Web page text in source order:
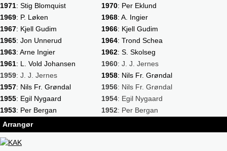
1971: Stig Blomquist 1970: Per Eklund
1969: P. Løken 1968: A. Ingier
1967: Kjell Gudim 1966: Kjell Gudim
1965: Jon Unnerud 1964: Trond Schea
1963: Arne Ingier 1962: S. Skolseg
1961: L. Vold Johansen 1960: J. J. Jernes
1959: J. J. Jernes 1958: Nils Fr. Grøndal
1957: Nils Fr. Grøndal 1956: Nils Fr. Grøndal
1955: Egil Nygaard 1954: Egil Nygaard
1953: Per Bergan 1952: Per Bergan
Arrangør